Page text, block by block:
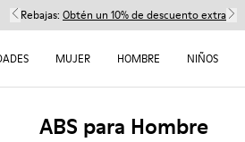
Rebajas: Obtén un 10% de descuento extra
MUJER HOMBRE NIÑOS
ABS para Hombre